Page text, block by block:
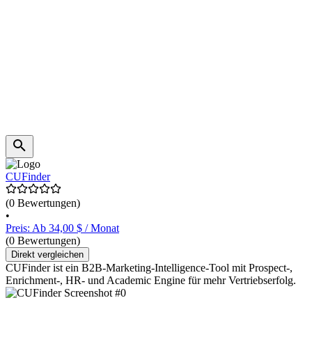
CUFinder
(0 Bewertungen)
•
Preis: Ab 34,00 $ / Monat
(0 Bewertungen)
Direkt vergleichen
CUFinder ist ein B2B-Marketing-Intelligence-Tool mit Prospect-,
Enrichment-, HR- und Academic Engine für mehr Vertriebserfolg.